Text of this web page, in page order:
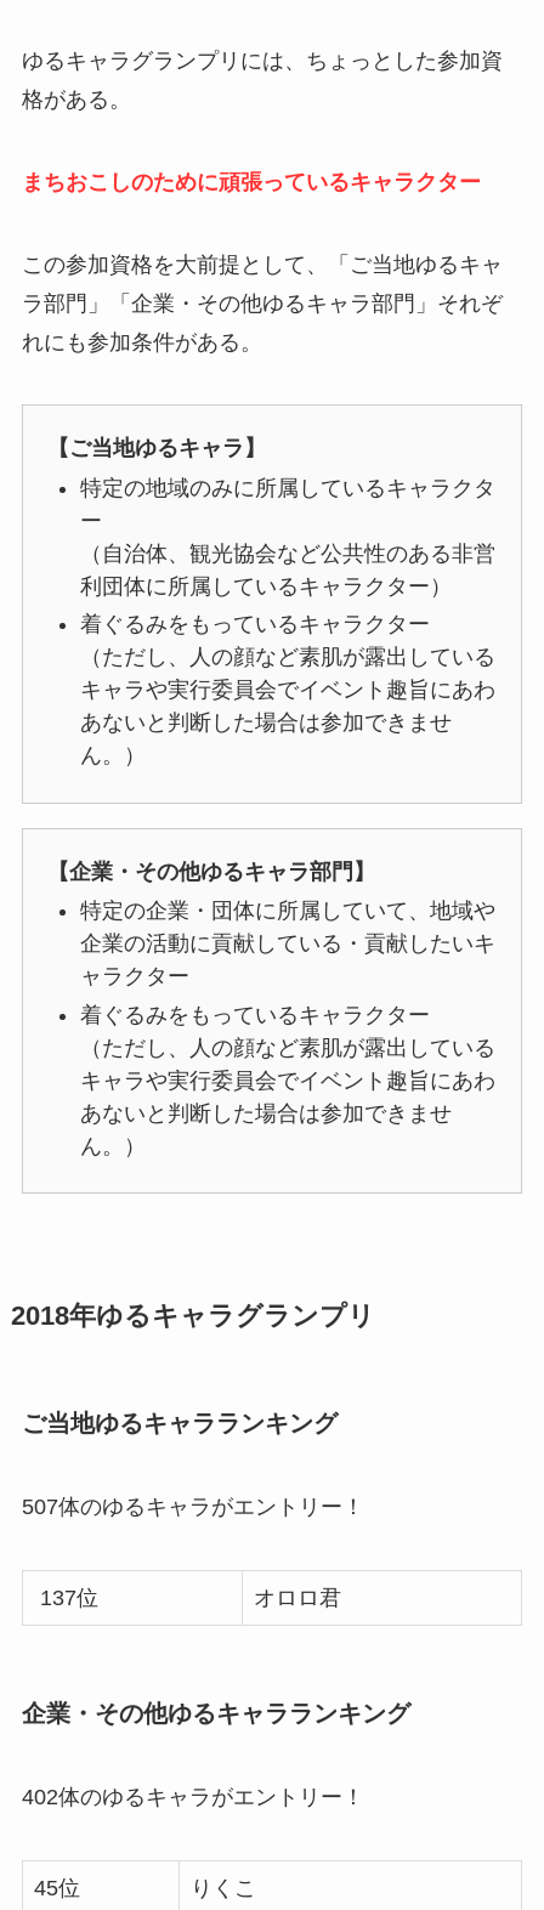
ゆるキャラグランプリには、ちょっとした参加資
格がある。
まちおこしのために頑張っているキャラクター
この参加資格を大前提として、「ご当地ゆるキャ
ラ部門」「企業・その他ゆるキャラ部門」それぞ
れにも参加条件がある。
【ご当地ゆるキャラ】
特定の地域のみに所属しているキャラクタ
ー
（自治体、観光協会など公共性のある非営
利団体に所属しているキャラクター）
着ぐるみをもっているキャラクター
（ただし、人の顔など素肌が露出している
キャラや実行委員会でイベント趣旨にあわ
あないと判断した場合は参加できませ
ん。）
【企業・その他ゆるキャラ部門】
特定の企業・団体に所属していて、地域や
企業の活動に貢献している・貢献したいキ
ャラクター
着ぐるみをもっているキャラクター
（ただし、人の顔など素肌が露出している
キャラや実行委員会でイベント趣旨にあわ
あないと判断した場合は参加できませ
ん。）
2018年ゆるキャラグランプリ
ご当地ゆるキャラランキング
507体のゆるキャラがエントリー！
137位 オロロ君
企業・その他ゆるキャラランキング
402体のゆるキャラがエントリー！
45位 りくこ